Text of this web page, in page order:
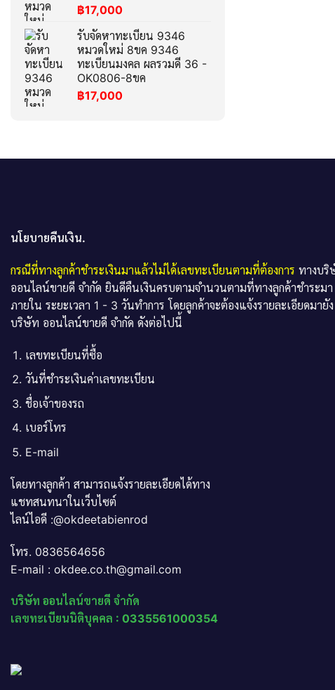
฿17,000
รับจัดหาทะเบียน 9346
หมวดใหม่ 8ขค 9346
ทะเบียนมงคล ผลรวมดี 36 -
OK0806-8ขค
฿17,000
นโยบายคืนเงิน.
กรณีที่ทางลูกค้าชำระเงินมาแล้วไม่ได้เลขทะเบียนตามที่ต้องการ ทางบริ
ออนไลน์ขายดี จำกัด ยินดีคืนเงินครบตามจำนวนตามที่ทางลูกค้าชำระมา
ภายใน ระยะเวลา 1 - 3 วันทำการ โดยลูกค้าจะต้องแจ้งรายละเอียดมายัง
บริษัท ออนไลน์ขายดี จำกัด ดังต่อไปนี้
เลขทะเบียนที่ซื้อ
วันที่ชำระเงินค่าเลขทะเบียน
ชื่อเจ้าของรถ
เบอร์โทร
E-mail
โดยทางลูกค้า สามารถแจ้งรายละเอียดได้ทาง
แชทสนทนาในเว็บไซต์
ไลน์ไอดี :@okdeetabienrod
โทร. 0836564656
E-mail : okdee.co.th@gmail.com
บริษัท ออนไลน์ขายดี จำกัด
เลขทะเบียนนิติบุคคล : 0335561000354